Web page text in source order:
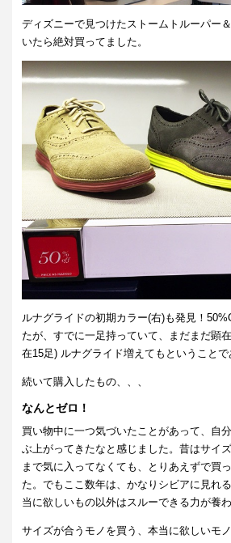
ディズニーで見つけたストームトルーパー
いたら絶対買ってました。
ルナグライドの初期カラー(右)も発見！
たが、すでに一足持っていて、まだまだ顕
在15足) ルナグライド増えてもということで
続いて購入したもの、、、
なんとゼロ！
買い物中に一つ気づいたことがあって、自
ぶ上がってきたなと感じました。昔はサイ
まで気に入ってなくても、とりあえずで買
た。でもここ数年は、かなりシビアに見れ
当に欲しいもの以外はスルーできる力が養わ
サイズが合うモノを買う、本当に欲しいモ